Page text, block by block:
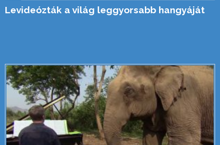
Levideózták a világ leggyorsabb hangyáját